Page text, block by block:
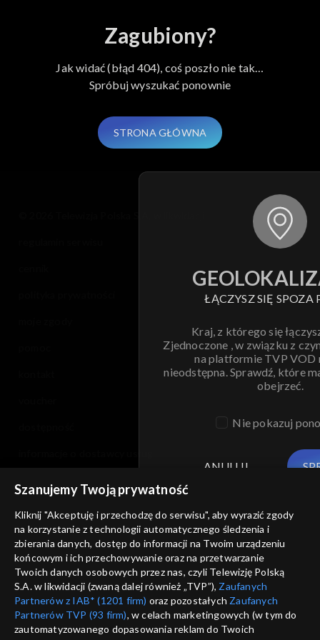
Zagubiony?
Jak widać (błąd 404), coś poszło nie tak…
Spróbuj wyszukać ponownie
STRONA GŁÓWNA
ŁĄCZYSZ SIĘ SPOZA
Kraj, z którego się
Zjednoczone , w związku z
na platformie TVP VOD
nieodstępna. Sprawdź, które
obejrzeć.
Nie pokazuj
ANULUJ
Szanujemy Twoją prywatność
Kliknij "Akceptuję i przechodzę do serwisu", aby wyrazić zgody
na korzystanie z technologii automatycznego śledzenia i
zbierania danych, dostęp do informacji na Twoim urządzeniu
końcowym i ich przechowywanie oraz na przetwarzanie
Twoich danych osobowych przez nas, czyli Telewizję Polską
S.A. w likwidacji (zwaną dalej również „TVP”), Zaufanych
Partnerów z IAB* (1201 firm) oraz pozostałych Zaufanych
Partnerów TVP (93 firm), w celach marketingowych (w tym do
zautomatyzowanego dopasowania reklam do Twoich